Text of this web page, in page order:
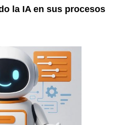
la IA en sus procesos